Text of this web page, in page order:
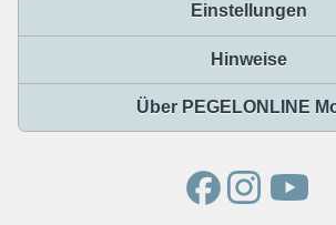
Einstellungen
Hinweise
Über PEGELONLINE